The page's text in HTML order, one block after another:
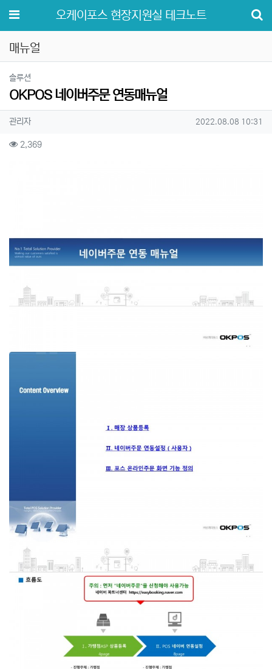
메뉴 오케이포스 현장지원실 테크노트
매뉴얼
솔루션
OKPOS 네이버주문 연동매뉴얼
작성자 정보
관리자작성 작성일
2022.08.08 10:31
컨텐츠 정보
2,369조회